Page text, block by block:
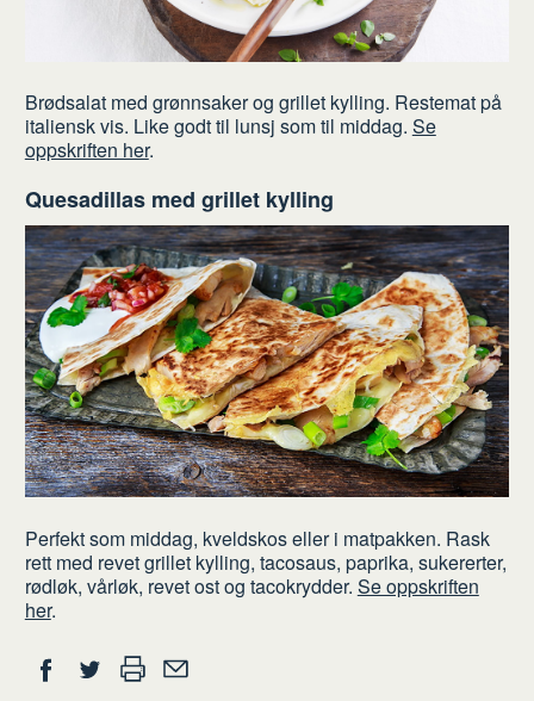
Brødsalat med grønnsaker og grillet kylling. Restemat på
italiensk vis. Like godt til lunsj som til middag. Se
oppskriften her.
Quesadillas med grillet kylling
Perfekt som middag, kveldskos eller i matpakken. Rask
rett med revet grillet kylling, tacosaus, paprika, sukererter,
rødløk, vårløk, revet ost og tacokrydder. Se oppskriften
her.
Del